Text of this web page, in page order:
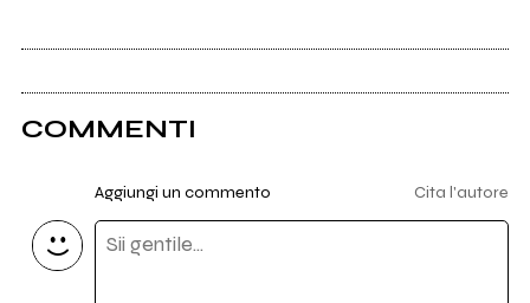
COMMENTI
Aggiungi un commento Cita l'autore